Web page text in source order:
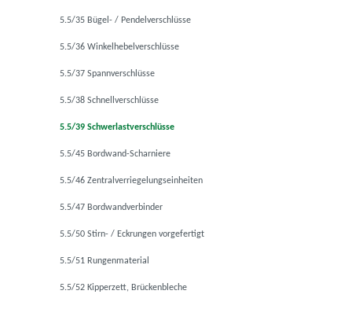
5.5/35 Bügel- / Pendelverschlüsse
5.5/36 Winkelhebelverschlüsse
5.5/37 Spannverschlüsse
5.5/38 Schnellverschlüsse
5.5/39 Schwerlastverschlüsse
5.5/45 Bordwand-Scharniere
5.5/46 Zentralverriegelungseinheiten
5.5/47 Bordwandverbinder
5.5/50 Stirn- / Eckrungen vorgefertigt
5.5/51 Rungenmaterial
5.5/52 Kipperzett, Brückenbleche